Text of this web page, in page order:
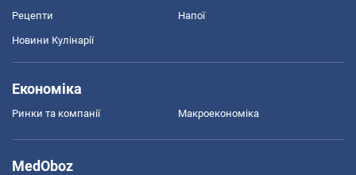
Рецепти Напої
Новини Кулінарії
Економіка
Ринки та компанії Макроекономіка
MedOboz